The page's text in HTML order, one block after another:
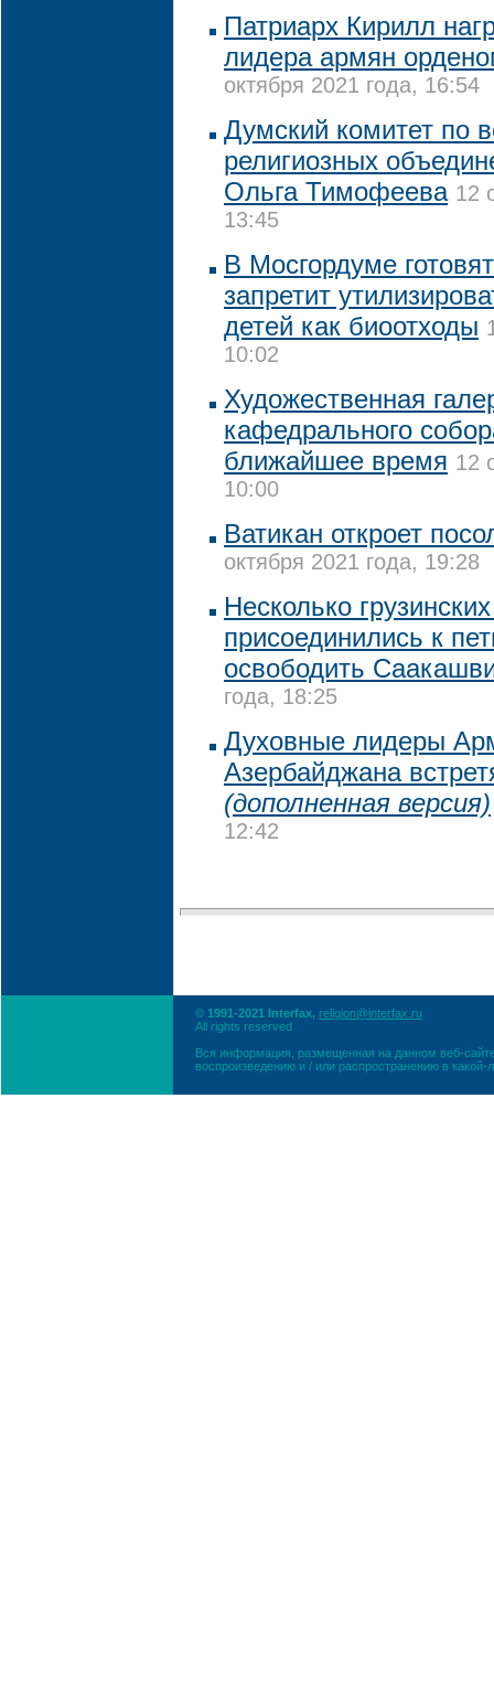
Патриарх Кирилл
лидера армян
октября 2021 года, 16:54
Думский комитет по
религиозных
Ольга Тимофеева 12
13:45
В Мосгордуме
запретит
детей как биоотходы
10:02
Художественная
кафедрального
ближайшее время 12
10:00
Ватикан откроет
октября 2021 года, 19:28
Несколько
присоединились к
освободить
года, 18:25
Духовные лидеры
Азербайджана
(дополненная версия)
12:42
© 1991-2021 Interfax, religion@interfax.ru
All rights reserved
Вся информация, размещенная на данном веб-
воспроизведению и / или распространению в